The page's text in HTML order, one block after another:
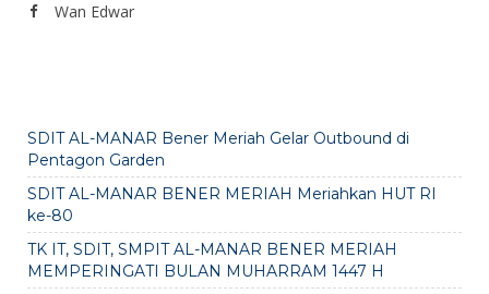
Wan Edwar
SDIT AL-MANAR Bener Meriah Gelar Outbound di
Pentagon Garden
SDIT AL-MANAR BENER MERIAH Meriahkan HUT RI
ke-80
TK IT, SDIT, SMPIT AL-MANAR BENER MERIAH
MEMPERINGATI BULAN MUHARRAM 1447 H